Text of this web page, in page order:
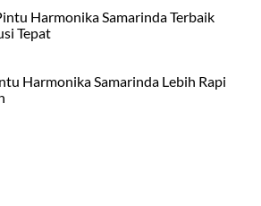
Harmonika Samarinda Terbaik
Tepat
Harmonika Samarinda Lebih Rapi